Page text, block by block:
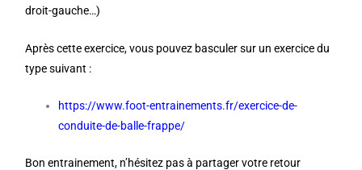
droit-gauche…)
Après cette exercice, vous pouvez basculer sur un exercice du
type suivant :
https://www.foot-entrainements.fr/exercice-de-
conduite-de-balle-frappe/
Bon entrainement, n’hésitez pas à partager votre retour